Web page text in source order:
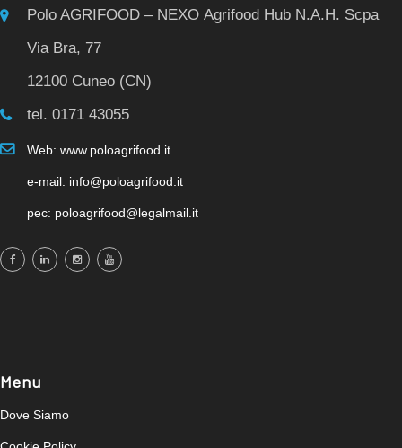
Polo AGRIFOOD – NEXO Agrifood Hub N.A.H. Scpa
Via Bra, 77
12100 Cuneo (CN)
tel. 0171 43055
Web: www.poloagrifood.it
e-mail: info@poloagrifood.it
pec: poloagrifood@legalmail.it
Menu
Dove Siamo